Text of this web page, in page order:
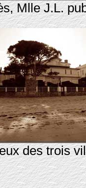
Mlle J.L.
des trois